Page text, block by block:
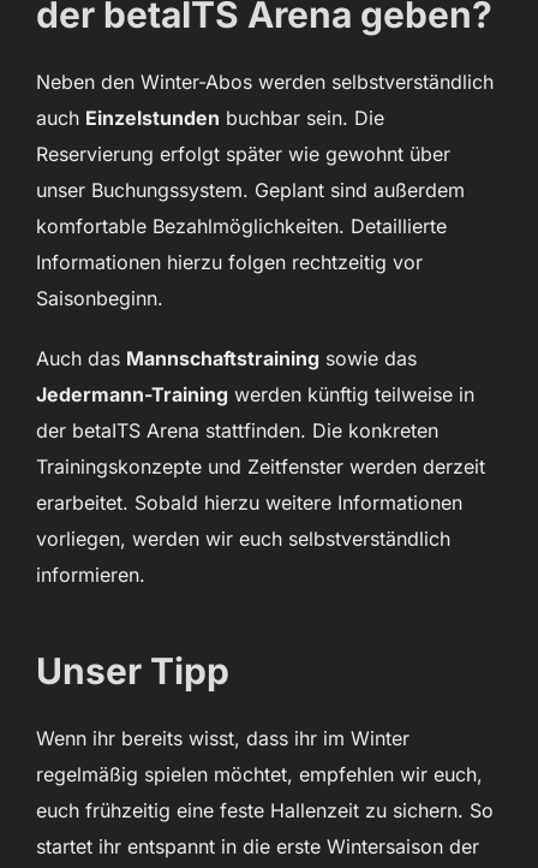
der betaITS Arena geben?
Neben den Winter-Abos werden selbstverständlich
auch Einzelstunden buchbar sein. Die
Reservierung erfolgt später wie gewohnt über
unser Buchungssystem. Geplant sind außerdem
komfortable Bezahlmöglichkeiten. Detaillierte
Informationen hierzu folgen rechtzeitig vor
Saisonbeginn.
Auch das Mannschaftstraining sowie das
Jedermann-Training werden künftig teilweise in
der betaITS Arena stattfinden. Die konkreten
Trainingskonzepte und Zeitfenster werden derzeit
erarbeitet. Sobald hierzu weitere Informationen
vorliegen, werden wir euch selbstverständlich
informieren.
Unser Tipp
Wenn ihr bereits wisst, dass ihr im Winter
regelmäßig spielen möchtet, empfehlen wir euch,
euch frühzeitig eine feste Hallenzeit zu sichern. So
startet ihr entspannt in die erste Wintersaison der